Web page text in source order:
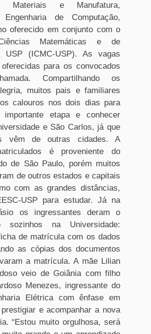
Materiais e Manufatura,
de Computação,
oferecido em conjunto com o
Matemáticas e de
USP (ICMC-USP). As vagas
para os convocados
Compartilhando os
muitos pais e familiares
calouros nos dois dias para
importante etapa e conhecer
e São Carlos, já que
vêm de outras cidades. A
é proveniente do
de São Paulo, porém muitos
de outros estados e capitais
com as grandes distâncias,
USP para estudar. Já na
os ingressantes deram o
sozinhos na Universidade:
de matrícula com os dados
as cópias dos documentos
a matrícula. A mãe Lilian
veio de Goiânia com filho
Menezes, ingressante do
Elétrica com ênfase em
e acompanhar a nova
“Estou muito orgulhosa, será